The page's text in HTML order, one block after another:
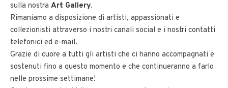
sulla nostra Art Gallery.
Rimaniamo a disposizione di artisti, appassionati e
collezionisti attraverso i nostri canali social e i nostri contatti
telefonici ed e-mail.
Grazie di cuore a tutti gli artisti che ci hanno accompagnati e
sostenuti fino a questo momento e che continueranno a farlo
nelle prossime settimane!